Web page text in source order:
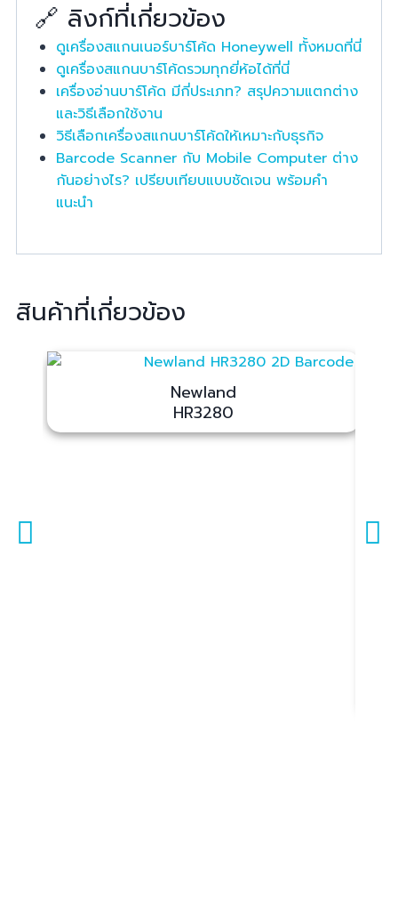
🔗 ลิงก์ที่เกี่ยวข้อง
ดูเครื่องสแกนเนอร์บาร์โค้ด Honeywell ทั้งหมดที่นี่
ดูเครื่องสแกนบาร์โค้ดรวมทุกยี่ห้อได้ที่นี่
เครื่องอ่านบาร์โค้ด มีกี่ประเภท? สรุปความแตกต่าง
และวิธีเลือกใช้งาน
วิธีเลือกเครื่องสแกนบาร์โค้ดให้เหมาะกับธุรกิจ
Barcode Scanner กับ Mobile Computer ต่าง
กันอย่างไร? เปรียบเทียบแบบชัดเจน พร้อมคำ
แนะนำ
สินค้าที่เกี่ยวข้อง
Newland
HR3280